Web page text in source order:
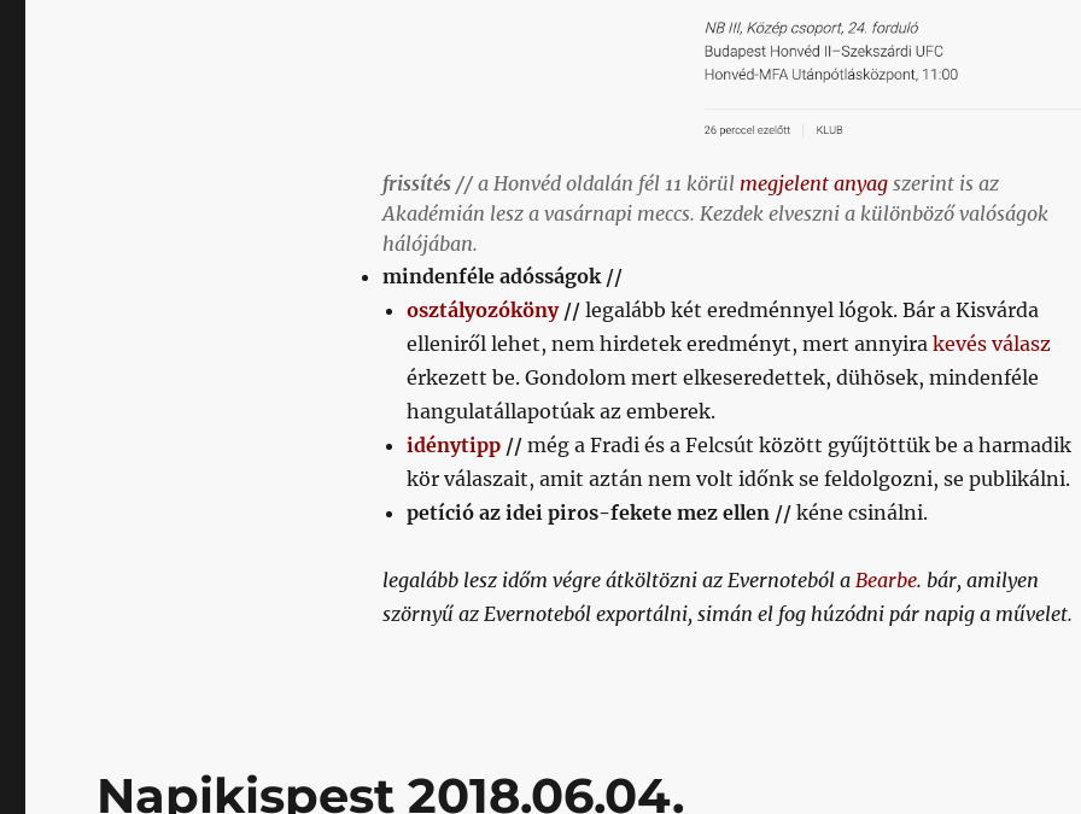
frissítés // a Honvéd oldalán fél 11 körül megjelent anyagszerint is az
Akadémián lesz a vasárnapi meccs. Kezdek elveszni a különböző valóságok
hálójában.
mindenféle adósságok //
osztályozóköny//legalább két eredménnyel lógok. Bár a Kisvárda
elleniről lehet, nem hirdetek eredményt, mert annyira kevés válasz
érkezett be. Gondolom mert elkeseredettek, dühösek, mindenféle
hangulatállapotúak az emberek.
idénytipp//még a Fradi és a Felcsút között gyűjtöttük be a harmadik
kör válaszait, amit aztán nem volt időnk se feldolgozni, se publikálni.
petíció az idei piros-fekete mez ellen //kéne csinálni.
legalább lesz időm végre átköltözni az Evernoteból a Bearbe. bár, amilyen
szörnyű az Evernoteból exportálni, simán el fog húzódni pár napig a művelet.
Napikispest 2018.06.04.